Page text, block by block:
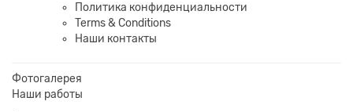
Политика конфиденциальности
Terms & Conditions
Наши контакты
Фотогалерея
Наши работы